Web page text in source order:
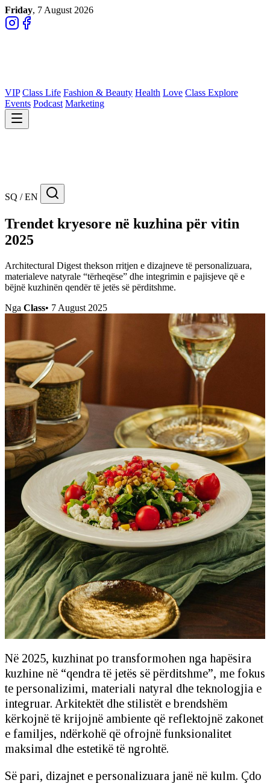
Friday, 7 August 2026
VIP Class Life Fashion & Beauty Health Love Class Explore
Events Podcast Marketing
SQ / EN
Trendet kryesore në kuzhina për vitin
2025
Architectural Digest thekson rritjen e dizajneve të personalizuara,
materialeve natyrale “tërheqëse” dhe integrimin e pajisjeve që e
bëjnë kuzhinën qendër të jetës së përditshme.
Nga Class• 7 August 2025
Në 2025, kuzhinat po transformohen nga hapësira
kuzhine në “qendra të jetës së përditshme”, me fokus
te personalizimi, materiali natyral dhe teknologjia e
integruar. Arkitektët dhe stilistët e brendshëm
kërkojnë të krijojnë ambiente që reflektojnë zakonet
e familjes, ndërkohë që ofrojnë funksionalitet
maksimal dhe estetikë të ngrohtë.
Së pari, dizajnet e personalizuara janë në kulm. Çdo